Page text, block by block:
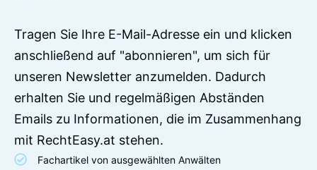
Tragen Sie Ihre E-Mail-Adresse ein und klicken
anschließend auf "abonnieren", um sich für
unseren Newsletter anzumelden. Dadurch
erhalten Sie und regelmäßigen Abständen
Emails zu Informationen, die im Zusammenhang
mit RechtEasy.at stehen.
Fachartikel von ausgewählten Anwälten